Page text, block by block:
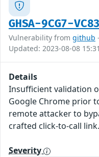
GHSA-9CG7-
Vulnerability from github
Updated: 2023-08-08 15:31
Details
Insufficient validation
Google Chrome prior
remote attacker to
crafted click-to-call link.
Severity